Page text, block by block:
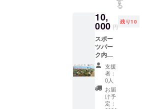
の種類
を
「サッ
カー
ボー
ル」と
「ラグ
ビー
ボー
ル」か
らお選
びくだ
カバー
への記
銘と同
じ内容
にて芳
名いた
しま
す。 ③
サンク
スレ
ター ☆
または
実在す
る団体
（競技
団体・
NPO
等）等
の名
称・ロ
ゴのみ
とさせ
ウス入
口正
面、芳
名板に
個人名
を掲
出。 ※
６文字
以内推
奨（１
名あた
依頼い
たしま
す。 ②
クラブ
ハウス
正面に
御芳名
させて
いただ
きま
す。 掲
いただ
きま
す。 ※
メッ
セージ
と名称
などの
間隔
や、改
行など
を調整
くださ
い。
掲載希
望がな
い場合
は、
「掲載
不要」
とご記
入くだ
さい。
現金へ
の交換
ませ
ん。お
つりは
出ませ
ん。 ・
郵送に
てお送
りいた
しま
す。 ・
ZEBRA
&
Croissa
ntでは
使用で
きませ
ん。 ・
グラウ
ンド利
用代
元豊田
市の高
校と共
同で運
営する
「コ
ミュニ
ティ
ガーデ
ン」の
公式サ
ポー
る
10,
000 円
残り10
スポー
ツパー
ク内
「コ
ミュニ
ティ
ガーデ
ン」公
式サ
支援
者：
0人
お届
け予
定：